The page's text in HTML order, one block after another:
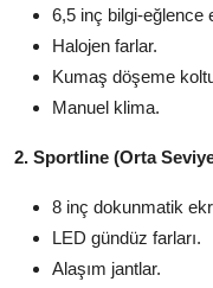
6,5 inç bilgi-eğlence
Halojen farlar.
Kumaş döşeme
Manuel klima.
2. Sportline (Orta
8 inç dokunmatik
LED gündüz farları.
Alaşım jantlar.